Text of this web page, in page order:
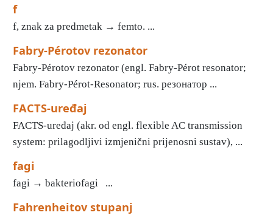
f
f, znak za predmetak → femto. ...
Fabry-Pérotov rezonator
Fabry-Pérotov rezonator (engl. Fabry-Pérot resonator;
njem. Fabry-Pérot-Resonator; rus. резонатор ...
FACTS-uređaj
FACTS-uređaj (akr. od engl. flexible AC transmission
system: prilagodljivi izmjenični prijenosni sustav), ...
fagi
fagi → bakteriofagi ...
Fahrenheitov stupanj